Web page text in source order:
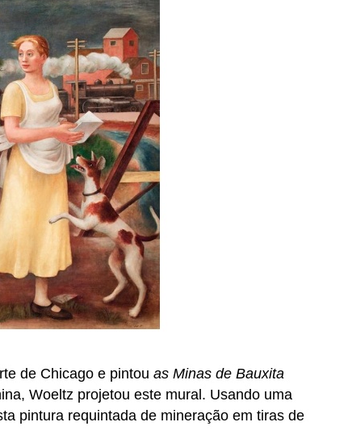
de Chicago e pintou as Minas de Bauxita
Woeltz projetou este mural. Usando uma
pintura requintada de mineração em tiras de